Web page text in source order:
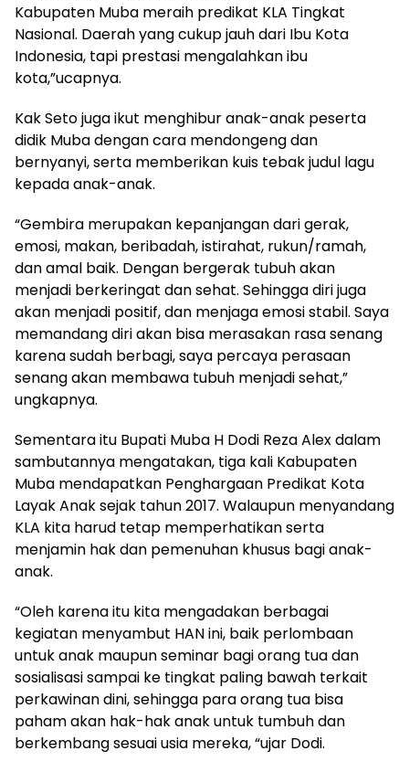
Kabupaten Muba meraih predikat KLA Tingkat
Nasional. Daerah yang cukup jauh dari Ibu Kota
Indonesia, tapi prestasi mengalahkan ibu
kota,”ucapnya.
Kak Seto juga ikut menghibur anak-anak peserta
didik Muba dengan cara mendongeng dan
bernyanyi, serta memberikan kuis tebak judul lagu
kepada anak-anak.
“Gembira merupakan kepanjangan dari gerak,
emosi, makan, beribadah, istirahat, rukun/ramah,
dan amal baik. Dengan bergerak tubuh akan
menjadi berkeringat dan sehat. Sehingga diri juga
akan menjadi positif, dan menjaga emosi stabil. Saya
memandang diri akan bisa merasakan rasa senang
karena sudah berbagi, saya percaya perasaan
senang akan membawa tubuh menjadi sehat,”
ungkapnya.
Sementara itu Bupati Muba H Dodi Reza Alex dalam
sambutannya mengatakan, tiga kali Kabupaten
Muba mendapatkan Penghargaan Predikat Kota
Layak Anak sejak tahun 2017. Walaupun menyandang
KLA kita harud tetap memperhatikan serta
menjamin hak dan pemenuhan khusus bagi anak-
anak.
“Oleh karena itu kita mengadakan berbagai
kegiatan menyambut HAN ini, baik perlombaan
untuk anak maupun seminar bagi orang tua dan
sosialisasi sampai ke tingkat paling bawah terkait
perkawinan dini, sehingga para orang tua bisa
paham akan hak-hak anak untuk tumbuh dan
berkembang sesuai usia mereka, “ujar Dodi.